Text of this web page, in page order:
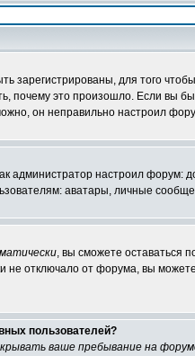
зарегистрированы, для того
почему это произошло. Если вы
он неправильно настроил
администратор настроил
аватары, личные
, вы сможете оставаться
не отключало от форума, вы
пользователей?
ваше пребывание на